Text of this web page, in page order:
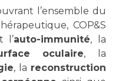
l’ensemble du
COP&S
l’auto-immunité, la
oculaire, la
, la reconstruction